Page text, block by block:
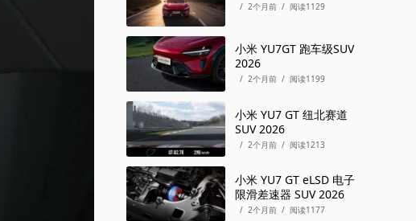
/ 2个月前 / 阅读1129
小米 YU7GT 跑车级SUV
2026
/ 2个月前 / 阅读1199
小米 YU7 GT 纽北赛道
SUV 2026
/ 2个月前 / 阅读1213
小米 YU7 GT eLSD 电子
限滑差速器 SUV 2026
/ 2个月前 / 阅读1177